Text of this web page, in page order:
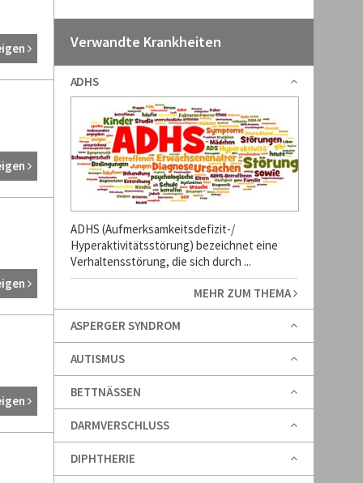
Verwandte Krankheiten
ADHS
ADHS (Aufmerksamkeitsdefizit-/
Hyperaktivitätsstörung) bezeichnet eine
Verhaltensstörung, die sich durch ...
MEHR ZUM THEMA
ASPERGER SYNDROM
AUTISMUS
BETTNÄSSEN
DARMVERSCHLUSS
DIPHTHERIE